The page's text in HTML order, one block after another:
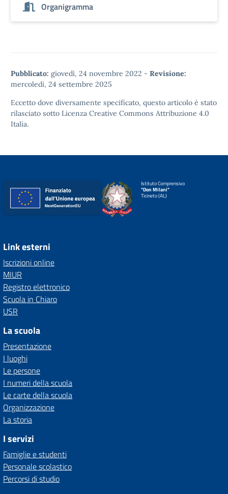
Organigramma
Pubblicato: giovedì, 24 novembre 2022 - Revisione:
mercoledì, 24 settembre 2025
Eccetto dove diversamente specificato, questo articolo è stato
rilasciato sotto Licenza Creative Commons Attribuzione 4.0
Italia.
Istituto Comprensivo
"Don Milani"
Ticineto (AL)
Link esterni
Iscrizioni online
MIUR
Registro elettronico
Scuola in Chiaro
USR
La scuola
Presentazione
I luoghi
Le persone
I numeri della scuola
Le carte della scuola
Organizzazione
La storia
I servizi
Famiglie e studenti
Personale scolastico
Percorsi di studio